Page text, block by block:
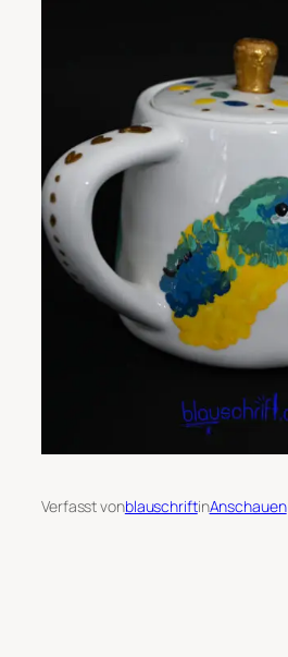
Verfasst vonblauschriftinAnschauen